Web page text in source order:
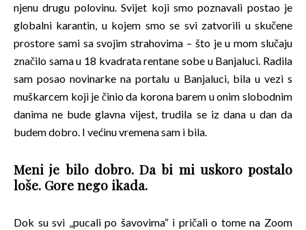
njenu drugu polovinu. Svijet koji smo poznavali postao je
globalni karantin, u kojem smo se svi zatvorili u skučene
prostore sami sa svojim strahovima – što je u mom slučaju
značilo sama u 18 kvadrata rentane sobe u Banjaluci. Radila
sam posao novinarke na portalu u Banjaluci, bila u vezi s
muškarcem koji je činio da korona barem u onim slobodnim
danima ne bude glavna vijest, trudila se iz dana u dan da
budem dobro. I većinu vremena sam i bila.
Meni je bilo dobro. Da bi mi uskoro postalo
loše. Gore nego ikada.
Dok su svi „pucali po šavovima“ i pričali o tome na Zoom